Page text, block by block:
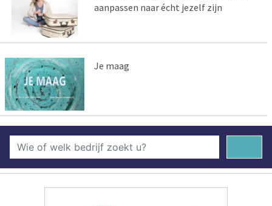
aanpassen naar écht jezelf zijn
Je maag